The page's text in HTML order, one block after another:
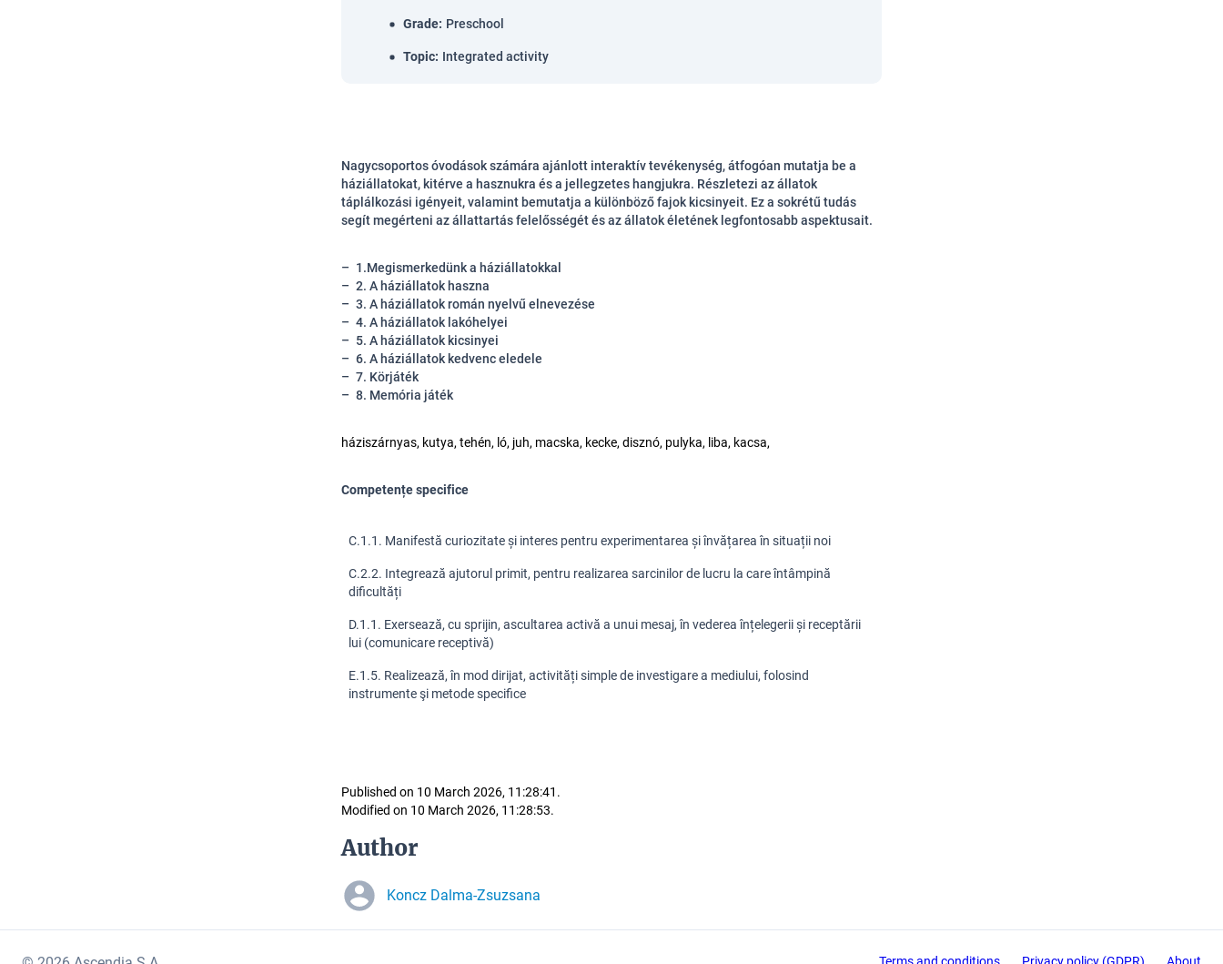
Grade: Preschool
Topic: Integrated activity
Nagycsoportos óvodások számára ajánlott interaktív tevékenység, átfogóan mutatja be a
háziállatokat, kitérve a hasznukra és a jellegzetes hangjukra. Részletezi az állatok
táplálkozási igényeit, valamint bemutatja a különböző fajok kicsinyeit. Ez a sokrétű tudás
segít megérteni az állattartás felelősségét és az állatok életének legfontosabb aspektusait.
1.Megismerkedünk a háziállatokkal
2. A háziállatok haszna
3. A háziállatok román nyelvű elnevezése
4. A háziállatok lakóhelyei
5. A háziállatok kicsinyei
6. A háziállatok kedvenc eledele
7. Körjáték
8. Memória játék
háziszárnyas, kutya, tehén, ló, juh, macska, kecke, disznó, pulyka, liba, kacsa,
Competențe specifice
C.1.1. Manifestă curiozitate și interes pentru experimentarea și învățarea în situații noi
C.2.2. Integrează ajutorul primit, pentru realizarea sarcinilor de lucru la care întâmpină
dificultăți
D.1.1. Exersează, cu sprijin, ascultarea activă a unui mesaj, în vederea înțelegerii și receptării
lui (comunicare receptivă)
E.1.5. Realizează, în mod dirijat, activități simple de investigare a mediului, folosind
instrumente şi metode specifice
Published on 10 March 2026, 11:28:41.
Modified on 10 March 2026, 11:28:53.
Author
Koncz Dalma-Zsuzsana